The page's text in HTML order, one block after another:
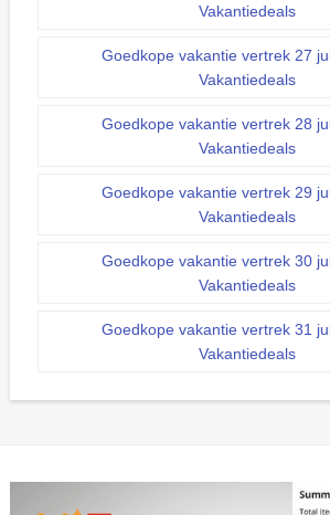
Vakantiedeals
Goedkope vakantie vertrek 27
Vakantiedeals
Goedkope vakantie vertrek 28
Vakantiedeals
Goedkope vakantie vertrek 29
Vakantiedeals
Goedkope vakantie vertrek 30
Vakantiedeals
Goedkope vakantie vertrek 31
Vakantiedeals